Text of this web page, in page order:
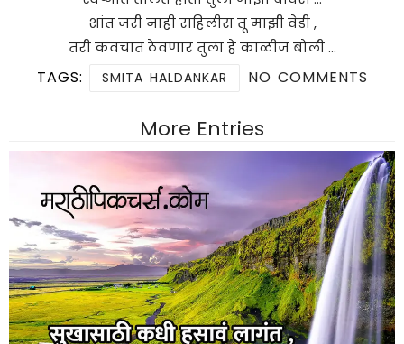
शांत जरी नाही राहिलीस तू माझी वेडी ,
तरी कवचात ठेवणार तुला हे काळीज बोली …
TAGS: SMITA HALDANKAR NO COMMENTS
More Entries